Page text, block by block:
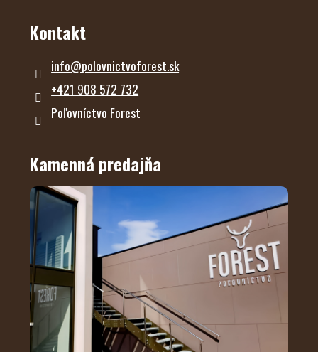
Kontakt
info@polovnictvoforest.sk
+421 908 572 732
Poľovníctvo Forest
Kamenná predajňa